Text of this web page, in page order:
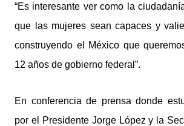
“Es interesante ver como la
que las mujeres sean capaces y
construyendo el México que
12 años de gobierno federal”.
En conferencia de prensa donde
por el Presidente Jorge López y la